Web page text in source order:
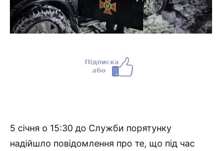
5 січня о 15:30 до Служби порятунку
надійшло повідомлення про те, що під час